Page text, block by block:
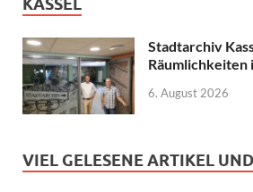
KASSEL
Stadtarchiv
6. August 2026
VIEL GELESENE ARTIKEL